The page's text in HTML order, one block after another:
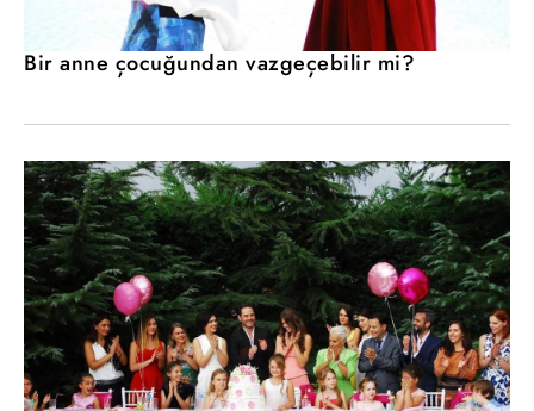
Bir anne çocuğundan vazgeçebilir mi?